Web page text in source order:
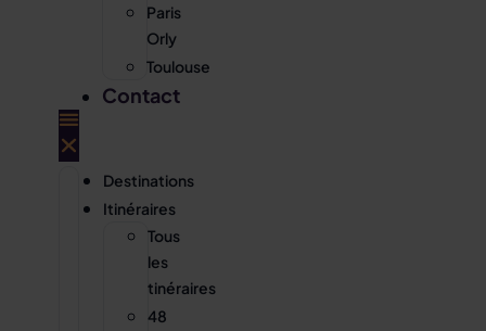
Paris
Orly
Toulouse
Contact
Destinations
Itinéraires
Tous
les
tinéraires
48